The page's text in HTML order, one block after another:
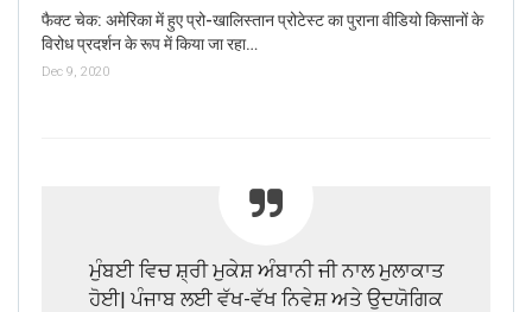
फैक्ट चेक: अमेरिका में हुए प्रो-खालिस्तान प्रोटेस्ट का पुराना वीडियो किसानों के
विरोध प्रदर्शन के रूप में किया जा रहा…
Dec 9, 2020
ਮੁੰਬਈ ਵਿਚ ਸ਼੍ਰੀ ਮੁਕੇਸ਼ ਅੰਬਾਨੀ ਜੀ ਨਾਲ ਮੁਲਾਕਾਤ
ਹੋਈ| ਪੰਜਾਬ ਲਈ ਵੱਖ-ਵੱਖ ਨਿਵੇਸ਼ ਅਤੇ ਉਦਯੋਗਿਕ